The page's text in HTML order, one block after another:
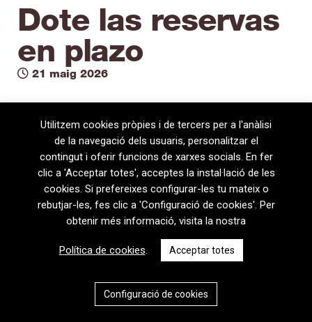
Dote las reservas
en plazo
21 maig 2026
08720 Vilafranca del Penedès · General Prim 5, 2n · Barcelona
T+34 938 170 417 ·
+34 938 170 301
Política de privacitat|Política de cookies
CAT
ESP
Utilitzem cookies pròpies i de tercers per a l'anàlisi
de la navegació dels usuaris, personalitzar el
contingut i oferir funcions de xarxes socials. En fer
clic a 'Acceptar totes', acceptes la instal·lació de les
cookies. Si prefereixes configurar-les tu mateix o
rebutjar-les, fes clic a 'Configuració de cookies'. Per
obtenir més informació, visita la nostra
Política de cookies. Acceptar totes
Configuració de cookies